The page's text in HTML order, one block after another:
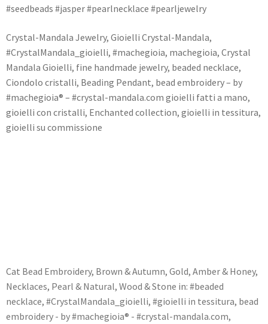
#seedbeads #jasper #pearlnecklace #pearljewelry
Crystal-Mandala Jewelry, Gioielli Crystal-Mandala,
#CrystalMandala_gioielli, #machegioia, machegioia, Crystal
Mandala Gioielli, fine handmade jewelry, beaded necklace,
Ciondolo cristalli, Beading Pendant, bead embroidery – by
#machegioia® – #crystal-mandala.com gioielli fatti a mano,
gioielli con cristalli, Enchanted collection, gioielli in tessitura,
gioielli su commissione
Cat Bead Embroidery, Brown & Autumn, Gold, Amber & Honey,
Necklaces, Pearl & Natural, Wood & Stone in: #beaded
necklace, #CrystalMandala_gioielli, #gioielli in tessitura, bead
embroidery - by #machegioia® - #crystal-mandala.com,